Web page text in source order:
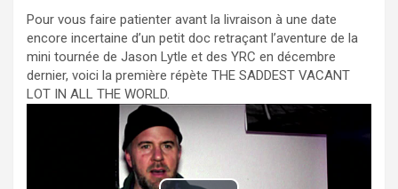
Pour vous faire patienter avant la livraison à une date
encore incertaine d’un petit doc retraçant l’aventure de la
mini tournée de Jason Lytle et des YRC en décembre
dernier, voici la première répète THE SADDEST VACANT
LOT IN ALL THE WORLD.